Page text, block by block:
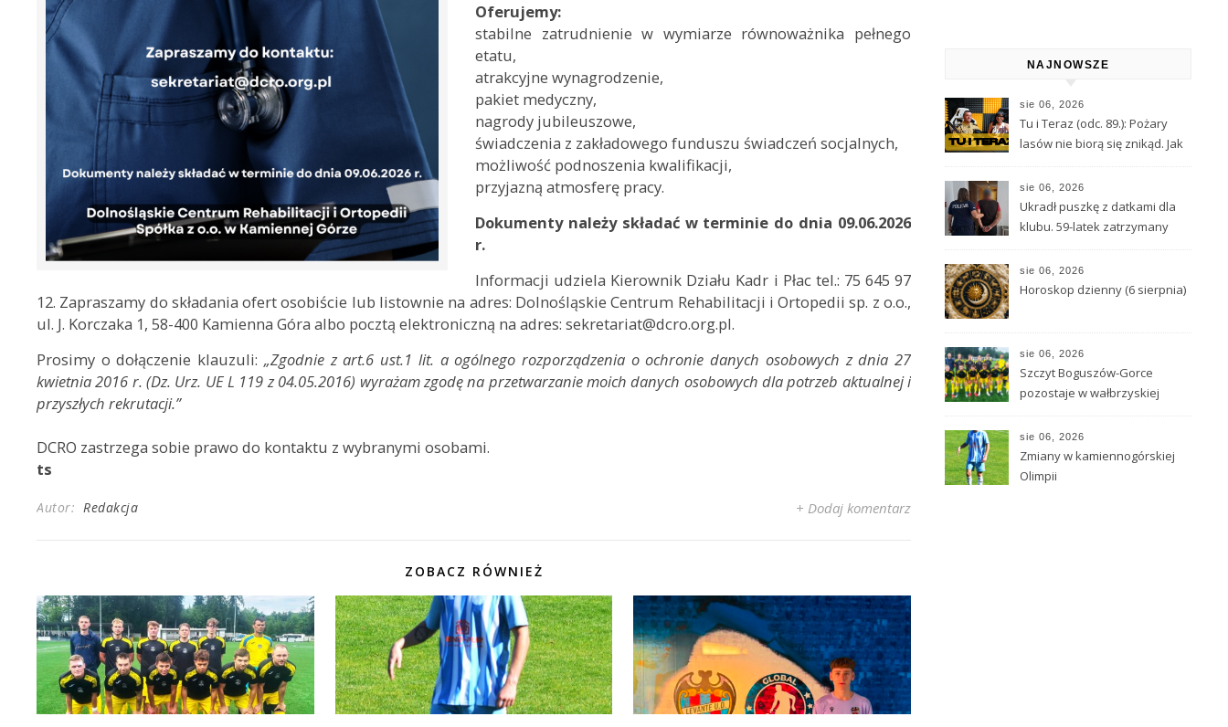
Oferujemy:
stabilne zatrudnienie w wymiarze równoważnika pełnego
etatu,
atrakcyjne wynagrodzenie,
pakiet medyczny,
nagrody jubileuszowe,
świadczenia z zakładowego funduszu świadczeń socjalnych,
możliwość podnoszenia kwalifikacji,
przyjazną atmosferę pracy.
Dokumenty należy składać w terminie do dnia 09.06.2026
r.
Informacji udziela Kierownik Działu Kadr i Płac tel.: 75 645 97
12. Zapraszamy do składania ofert osobiście lub listownie na adres: Dolnośląskie Centrum Rehabilitacji i Ortopedii sp. z o.o.,
ul. J. Korczaka 1, 58-400 Kamienna Góra albo pocztą elektroniczną na adres: sekretariat@dcro.org.pl.
Prosimy o dołączenie klauzuli: „Zgodnie z art.6 ust.1 lit. a ogólnego rozporządzenia o ochronie danych osobowych z dnia 27
kwietnia 2016 r. (Dz. Urz. UE L 119 z 04.05.2016) wyrażam zgodę na przetwarzanie moich danych osobowych dla potrzeb aktualnej i
przyszłych rekrutacji.”
DCRO zastrzega sobie prawo do kontaktu z wybranymi osobami.
ts
Autor: Redakcja + Dodaj komentarz
ZOBACZ RÓWNIEŻ
NAJNOWSZE
sie 06, 2026
Tu i Teraz (odc. 89.): Pożary
lasów nie biorą się znikąd. Jak
sie 06, 2026
Ukradł puszkę z datkami dla
klubu. 59-latek zatrzymany
sie 06, 2026
Horoskop dzienny (6 sierpnia)
sie 06, 2026
Szczyt Boguszów-Gorce
pozostaje w wałbrzyskiej
sie 06, 2026
Zmiany w kamiennogórskiej
Olimpii